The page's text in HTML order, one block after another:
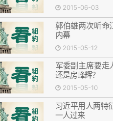
2015-06-03
郭伯雄两次听命
内幕
2015-05-12
军委副主席要走
还是房峰辉？
2015-05-10
习近平用人两特
一人过来